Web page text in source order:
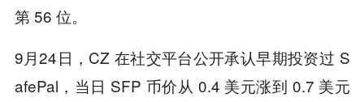
第 56 位。
9月24日，CZ 在社交平台公开承认早期投资过 S
afePal，当日 SFP 币价从 0.4 美元涨到 0.7 美元